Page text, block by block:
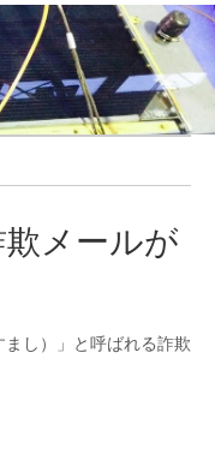
メールが
し）」と呼ばれる詐欺